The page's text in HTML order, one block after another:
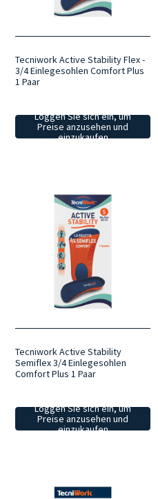
Tecniwork Active Stability Flex -
3/4 Einlegesohlen Comfort Plus
1 Paar
Loggen Sie sich ein, um
Preise anzusehen und
einzukaufen
Tecniwork Active Stability
Semiflex 3/4 Einlegesohlen
Comfort Plus 1 Paar
Loggen Sie sich ein, um
Preise anzusehen und
einzukaufen